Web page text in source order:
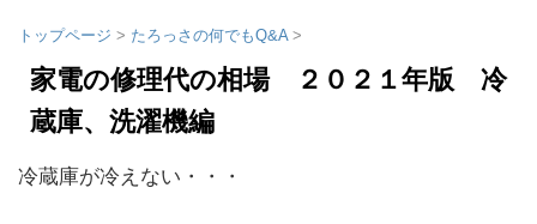
トップページ > たろっさの何でもQ&A >
家電の修理代の相場 ２０２１年版 冷
蔵庫、洗濯機編
冷蔵庫が冷えない・・・